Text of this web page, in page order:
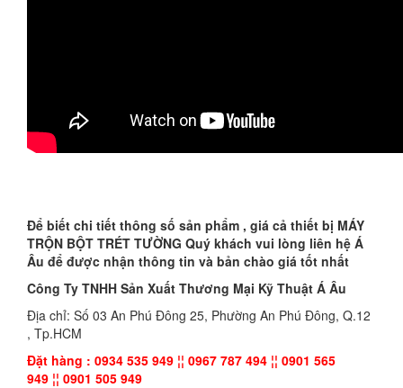
Để biết chi tiết thông số sản phẩm , giá cả thiết bị MÁY
TRỘN BỘT TRÉT TƯỜNG Quý khách vui lòng liên hệ Á
Âu để được nhận thông tin và bản chào giá tốt nhất
Công Ty TNHH Sản Xuất Thương Mại Kỹ Thuật Á Âu
Địa chỉ: Số 03 An Phú Đông 25, Phường An Phú Đông, Q.12
, Tp.HCM
Đặt hàng : 0934 535 949 ¦¦ 0967 787 494 ¦¦ 0901 565
949 ¦¦ 0901 505 949